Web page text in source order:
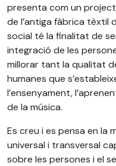
presenta com un
de l’antiga fàbrica tèxtil
social té la finalitat de
integració de les
millorar tant la qualitat
humanes que
l’ensenyament,
de la música.
Es creu i es pensa en la
universal i transversal
sobre les persones i el